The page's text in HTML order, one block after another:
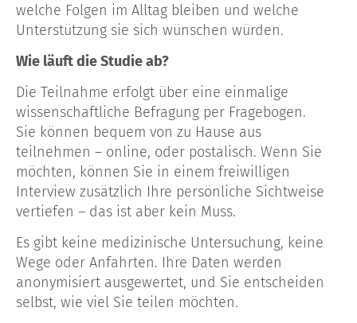
welche Folgen im Alltag bleiben und welche
Unterstützung sie sich wünschen würden.
Wie läuft die Studie ab?
Die Teilnahme erfolgt über eine einmalige
wissenschaftliche Befragung per Fragebogen.
Sie können bequem von zu Hause aus
teilnehmen – online, oder postalisch. Wenn Sie
möchten, können Sie in einem freiwilligen
Interview zusätzlich Ihre persönliche Sichtweise
vertiefen – das ist aber kein Muss.
Es gibt keine medizinische Untersuchung, keine
Wege oder Anfahrten. Ihre Daten werden
anonymisiert ausgewertet, und Sie entscheiden
selbst, wie viel Sie teilen möchten.